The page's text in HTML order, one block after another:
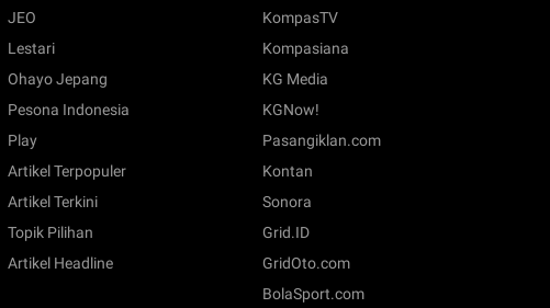
JEO
Lestari
Ohayo Jepang
Pesona Indonesia
Play
Artikel Terpopuler
Artikel Terkini
Topik Pilihan
Artikel Headline
KompasTV
Kompasiana
KG Media
KGNow!
Pasangiklan.com
Kontan
Sonora
Grid.ID
GridOto.com
BolaSport.com